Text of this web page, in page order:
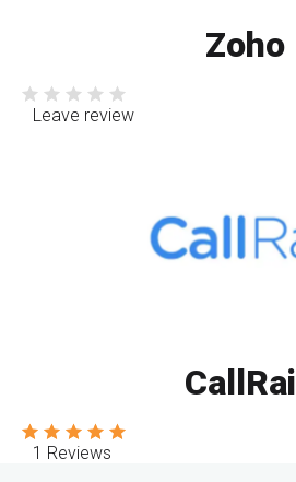
Zoho
Leave review
СallRail
1 Reviews